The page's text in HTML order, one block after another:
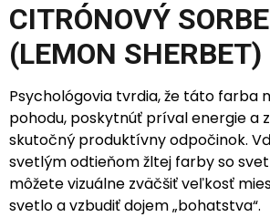
CITRÓNOVÝ
(LEMON SHERBET)
Psychológovia tvrdia, že táto farba
pohodu, poskytnúť príval energie a
skutočný produktívny odpočinok.
svetlým odtieňom žltej farby so
môžete vizuálne zväčšiť veľkosť
svetlo a vzbudiť dojem „bohatstva“.